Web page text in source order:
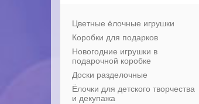
Цветные ёлочные игрушки
Коробки для подарков
Новогодние игрушки в
подарочной коробке
Доски разделочные
Ёлочки для детского творчества
и декупажа